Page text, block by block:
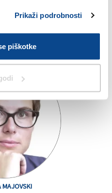
Prikaži podrobnosti
piškotke
prizadevnih
sprevideli, da med
biti
MAJOVSKI